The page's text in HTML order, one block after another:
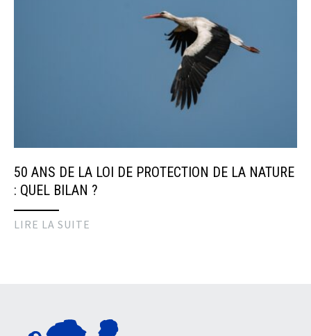
50 ANS DE LA LOI DE PROTECTION DE LA NATURE
: QUEL BILAN ?
LIRE LA SUITE